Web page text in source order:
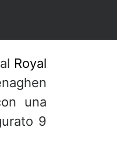
Royal
una
9